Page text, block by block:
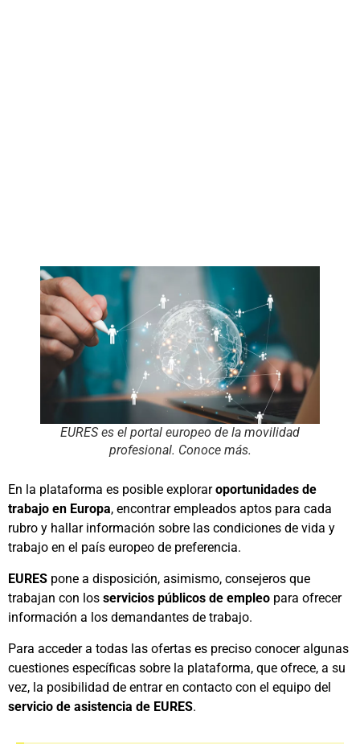
EURES es el portal europeo de la movilidad
profesional. Conoce más.
En la plataforma es posible exploraroportunidades de
trabajo en Europa, encontrar empleados aptos para cada
rubro y hallar información sobre las condiciones de vida y
trabajo en el país europeo de preferencia.
EURES pone a disposición, asimismo, consejeros que
trabajan con los servicios públicos de empleo para ofrecer
información a los demandantes de trabajo.
Para acceder a todas las ofertas es preciso conocer algunas
cuestiones específicas sobre la plataforma, que ofrece, a su
vez, la posibilidad de entrar en contacto con el equipo del
servicio de asistencia de EURES.